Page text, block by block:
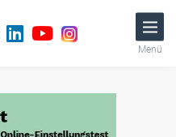
Menü